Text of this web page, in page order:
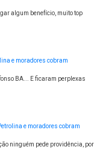
algum benefício, muito top
e moradores cobram
BA... E ficaram perplexas
e moradores cobram
ninguém pede providência, por